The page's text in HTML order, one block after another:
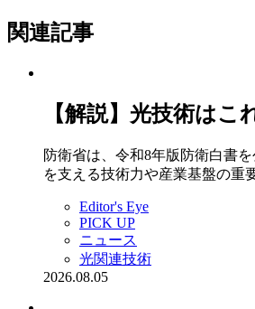
関連記事
【解説】光技術は
防衛省は、令和8年版防衛白書
を支える技術力や産業基盤の
Editor's Eye
PICK UP
ニュース
光関連技術
2026.08.05